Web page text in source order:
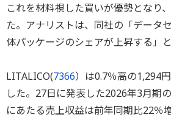
これを材料視した買いが優勢となり
た。アナリストは、同社の「データ
体パッケージのシェアが上昇する」と
LITALICO(7366）は0.7％高の1,294
した。27日に発表した2026年3月期
にあたる売上収益は前年同期比22％